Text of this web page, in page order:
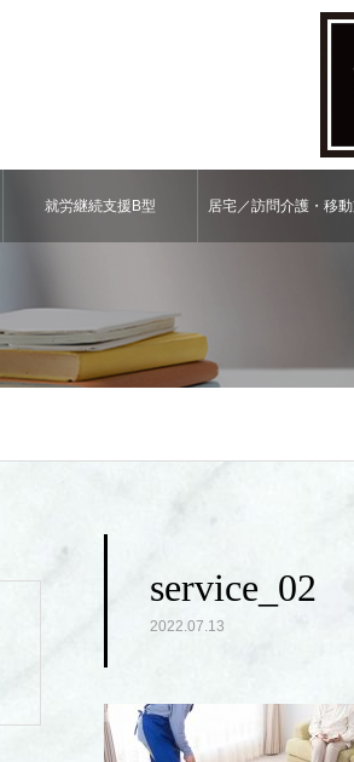
就労継続⽀援B型 居宅／訪問介護・移
service_02
2022.07.13